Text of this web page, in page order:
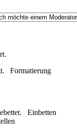
Formatierung
Einbetten